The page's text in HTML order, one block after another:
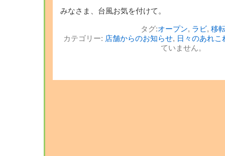
みなさま、台風お気を付けて。
タグ:オープン, ラビ, 移
カテゴリー: 店舗からのお知らせ, 日々のあれこ
ていません。